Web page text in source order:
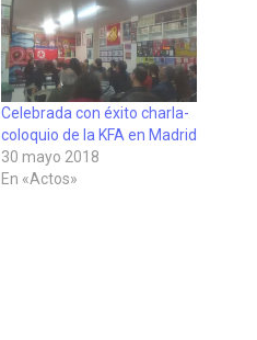
Celebrada con éxito charla-
coloquio de la KFA en Madrid
30 mayo 2018
En «Actos»